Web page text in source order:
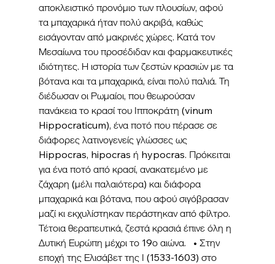
αποκλειστικό προνόμιο των πλουσίων, αφού
τα μπαχαρικά ήταν πολύ ακριβά, καθώς
εισάγονταν από μακρινές χώρες. Κατά τον
Μεσαίωνα του προσέδιδαν και φαρμακευτικές
ιδιότητες. Η ιστορία των ζεστών κρασιών με τα
βότανα και τα μπαχαρικά, είναι πολύ παλιά. Τη
διέδωσαν οι Ρωμαίοι, που θεωρούσαν
πανάκεια το κρασί του Ιπποκράτη (vinum
Hippocraticum), ένα ποτό που πέρασε σε
διάφορες λατινογενείς γλώσσες ως
Hippocras, hipocras ή hypocras. Πρόκειται
για ένα ποτό από κρασί, ανακατεμένο με
ζάχαρη (μέλι παλαιότερα) και διάφορα
μπαχαρικά και βότανα, που αφού σιγόβρασαν
μαζί κι εκχυλίστηκαν περάστηκαν από φίλτρο.
Τέτοια θεραπευτικά, ζεστά κρασιά έπινε όλη η
Δυτική Ευρώπη μέχρι το 19ο αιώνα.   • Στην
εποχή της Ελισάβετ της Ι (1533-1603) στο